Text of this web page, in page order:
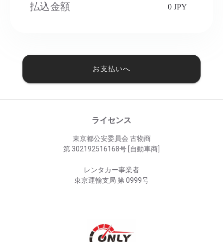
払込金額 0 JPY
お支払いへ
ライセンス
東京都公安委員会 古物商
第 302192516168号 [自動車商]
レンタカー事業者
東京運輸支局 第 0999号